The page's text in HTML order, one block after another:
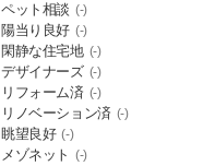
ペット相談 (-)
陽当り良好 (-)
閑静な住宅地 (-)
デザイナーズ (-)
リフォーム済 (-)
リノベーション済 (-)
眺望良好 (-)
メゾネット (-)